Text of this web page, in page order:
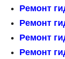
Ремонт
Ремонт
Ремонт
Ремонт